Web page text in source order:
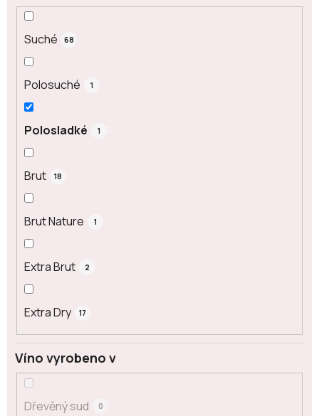
Suché 68
Polosuché 1
Polosladké 1
Brut 18
Brut Nature 1
Extra Brut 2
Extra Dry 17
Víno vyrobeno v
Dřevěný sud 0